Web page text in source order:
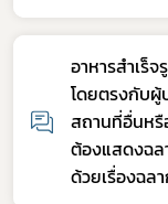
อาหารสำเร็
โดยตรงกับผู้
สถานที่อื่นห
ต้องแสดงฉล
ด้วยเรื่องฉล